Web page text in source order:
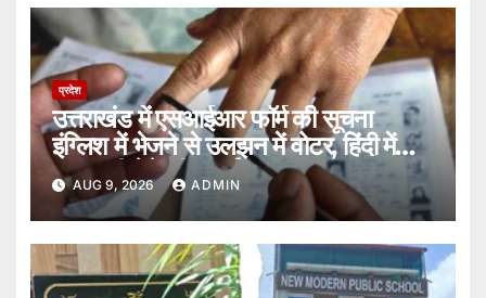
प्रदेश
उत्तराखंड में एसआईआर फॉर्म की सूचना
इंग्लिश में भेजने से उलझन में वोटर, हिंदी में
जानकारी देने की लगाई गुहार।
AUG 9, 2026 ADMIN